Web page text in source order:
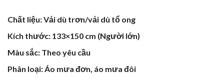
Chất liệu: Vải dù trơn/vải dù tổ ong
Kích thước: 133×150 cm (Người lớn)
Màu sắc: Theo yêu cầu
Phân loại: Áo mưa đơn, áo mưa đôi